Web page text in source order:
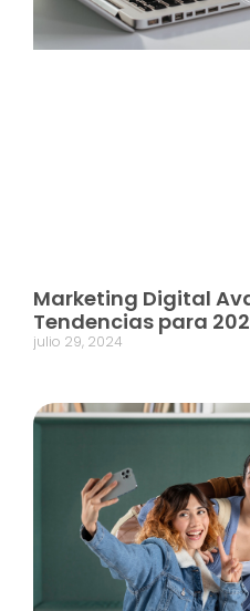
Marketing Digital
Tendencias para
julio 29, 2024